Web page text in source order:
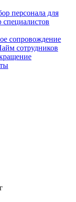
персонала для
сопровождение
сотрудников